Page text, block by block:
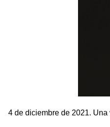
4 de diciembre de 2021.